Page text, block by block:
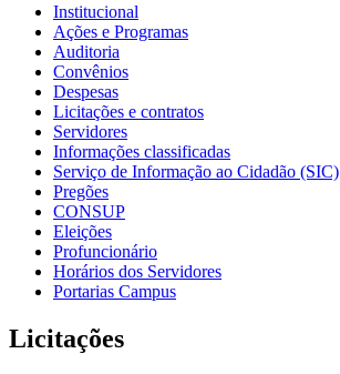
Institucional
Ações e Programas
Auditoria
Convênios
Despesas
Licitações e contratos
Servidores
Informações classificadas
Serviço de Informação ao Cidadão (SIC)
Pregões
CONSUP
Eleições
Profuncionário
Horários dos Servidores
Portarias Campus
Licitações